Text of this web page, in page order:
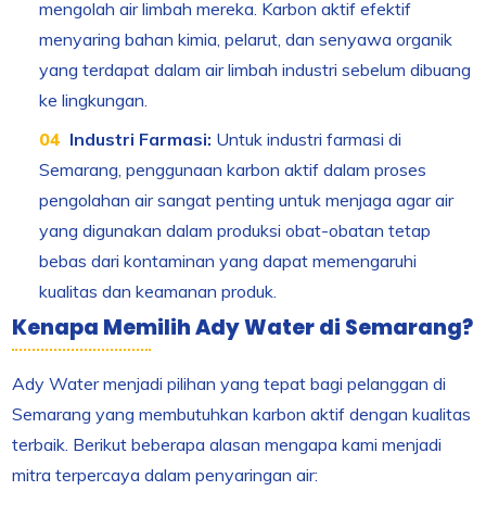
mengolah air limbah mereka. Karbon aktif efektif
menyaring bahan kimia, pelarut, dan senyawa organik
yang terdapat dalam air limbah industri sebelum dibuang
ke lingkungan.
Industri Farmasi: Untuk industri farmasi di
Semarang, penggunaan karbon aktif dalam proses
pengolahan air sangat penting untuk menjaga agar air
yang digunakan dalam produksi obat-obatan tetap
bebas dari kontaminan yang dapat memengaruhi
kualitas dan keamanan produk.
Kenapa Memilih Ady Water di Semarang?
Ady Water menjadi pilihan yang tepat bagi pelanggan di
Semarang yang membutuhkan karbon aktif dengan kualitas
terbaik. Berikut beberapa alasan mengapa kami menjadi
mitra terpercaya dalam penyaringan air: